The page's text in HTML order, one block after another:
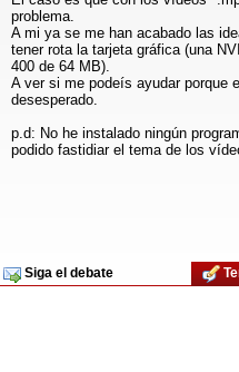
problema.
A mi ya se me han acabado las
tener rota la tarjeta gráfica (una
400 de 64 MB).
A ver si me podeís ayudar porque
desesperado.
p.d: No he instalado ningún
podido fastidiar el tema de los
Siga el debate